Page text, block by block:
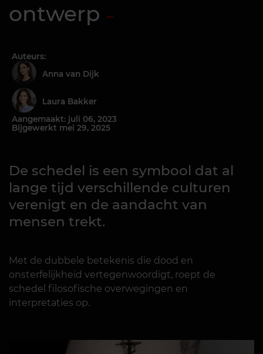
ontwerp
Auteurs:
Anna van Dijk
Laura Bakker
Aangemaakt: juli 06, 2023
Bijgewerkt mei 29, 2025
De schedel is een symbool dat al
lange tijd verschillende culturen
verenigt en de aandacht van
mensen trekt.
Met de dubbele betekenis die dood en
onsterfelijkheid vertegenwoordigt, roept de
schedel filosofische overwegingen en
interpretaties op.